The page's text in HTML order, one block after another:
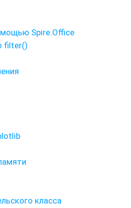
Spire.Office
filter()
класса